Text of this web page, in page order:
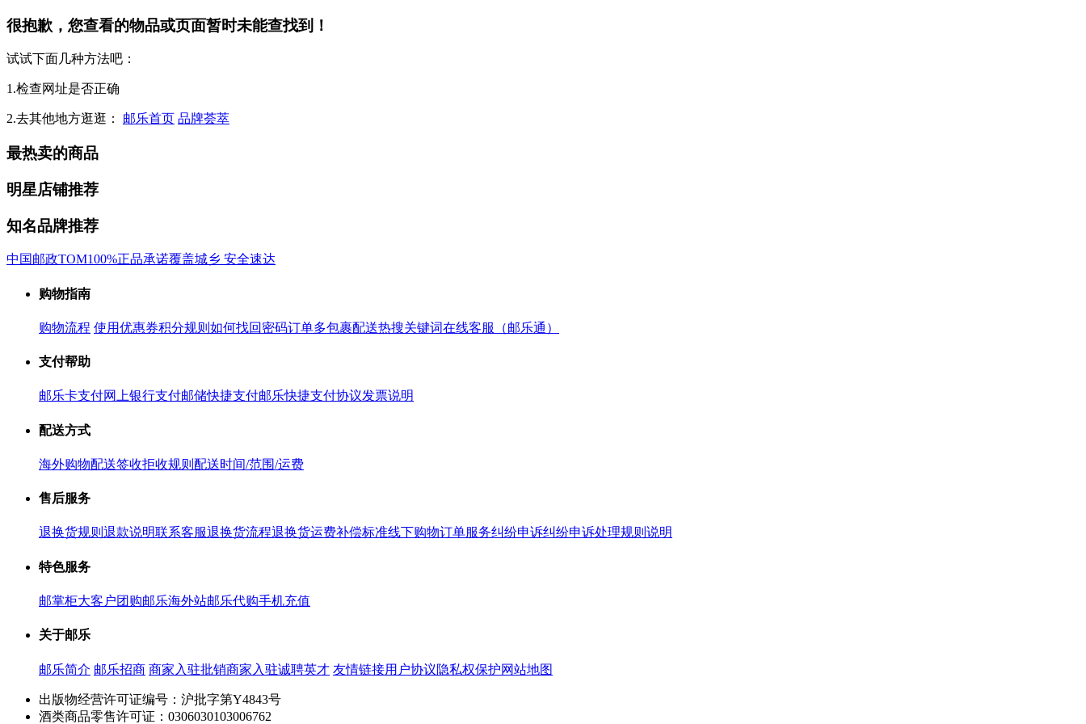
很抱歉，您查看的物品或页面暂时未能查找到！
试试下面几种方法吧：
1.检查网址是否正确
2.去其他地方逛逛： 邮乐首页 品牌荟萃
最热卖的商品
明星店铺推荐
知名品牌推荐
中国邮政TOM100%正品承诺覆盖城乡 安全速达
购物指南
购物流程 使用优惠券积分规则 如何找回密码订单多包裹配送热搜关键词在线客服（邮乐通）
支付帮助
邮乐卡支付网上银行支付邮储快捷支付邮乐快捷支付协议发票说明
配送方式
海外购物配送签收拒收规则 配送时间/范围/运费
售后服务
退换货规则 退款说明联系客服退换货流程退换货运费补偿标准线下购物订单服务纠纷申诉纠纷申诉处理规则说明
特色服务
邮掌柜大客户团购邮乐海外站邮乐代购手机充值
关于邮乐
邮乐简介 邮乐招商 商家入驻批销商家入驻诚聘英才 友情链接用户协议隐私权保护网站地图
出版物经营许可证编号：沪批字第Y4843号
酒类商品零售许可证：0306030103006762